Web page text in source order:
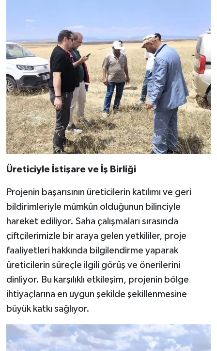
Üreticiyle İstişare ve İş Birliği
Projenin başarısının üreticilerin katılımı ve geri
bildirimleriyle mümkün olduğunun bilinciyle
hareket ediliyor. Saha çalışmaları sırasında
çiftçilerimizle bir araya gelen yetkililer, proje
faaliyetleri hakkında bilgilendirme yaparak
üreticilerin süreçle ilgili görüş ve önerilerini
dinliyor. Bu karşılıklı etkileşim, projenin bölge
ihtiyaçlarına en uygun şekilde şekillenmesine
büyük katkı sağlıyor.